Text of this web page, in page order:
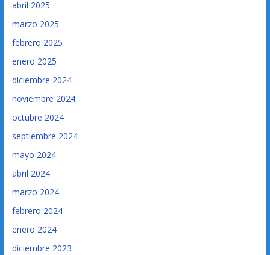
abril 2025
marzo 2025
febrero 2025
enero 2025
diciembre 2024
noviembre 2024
octubre 2024
septiembre 2024
mayo 2024
abril 2024
marzo 2024
febrero 2024
enero 2024
diciembre 2023